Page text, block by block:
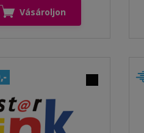
Vásároljon